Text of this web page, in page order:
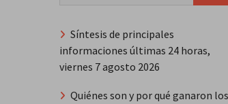
Síntesis de principales
informaciones últimas 24 horas,
viernes 7 agosto 2026
Quiénes son y por qué ganaron los